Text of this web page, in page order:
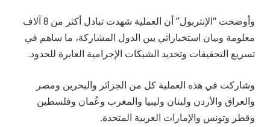
وأوضحت “الإنتربول” أن العملية شهدت تبادل أكثر من 8 آلاف
معلومة وبيان استخباراتي بين الدول المشاركة، ما ساهم في
تسريع التحقيقات وتحديد الشبكات الإجرامية العابرة للحدود.
وشاركت في هذه العملية كل من الجزائر والبحرين ومصر
والعراق والأردن ولبنان وليبيا والمغرب وعُمان وفلسطين
وقطر وتونس والإمارات العربية المتحدة.